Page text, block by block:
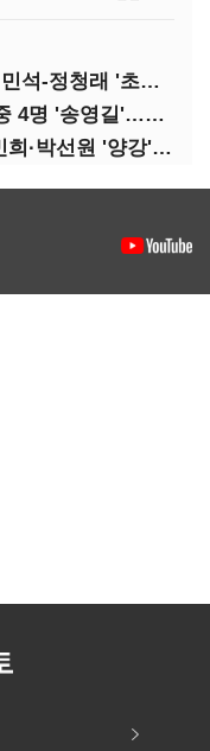
(정기여론조사)②당심·호남, 김민석-정청래 '초접전'
(정기여론조사)③2순위, 10명 중 4명 '송영길'…정청래 '한 자릿수'
(정기여론조사)④최고위원 최민희·박선원 '양강'…서미화·이성윤·임미애 뒤이어